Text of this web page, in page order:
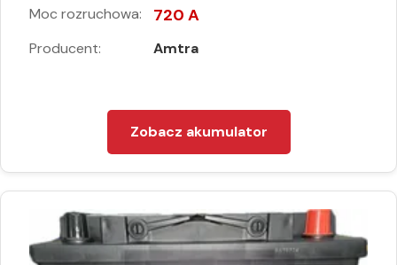
Moc rozruchowa: 720 A
Producent: Amtra
Zobacz akumulator